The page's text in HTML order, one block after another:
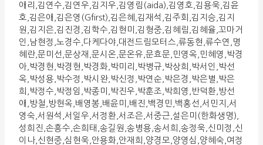
애리,김연수,김연우,김지우,김영림(aida),김영호,김용욱,김윤
호,김은애,김은영(Gfirst),김은혜,김재석,김주회,김지승,김지
원,김지은,김진경,김학수,김현미,김형중,김혜림,김혜율,꼬마거
인,남현정,노경수,다케다야,대전드림모터스,류동현,류수연,명
혜란,문미선,문상재,문시온,문온유,문효문,민영옥,민혜영,박경
아,박경현,박경현,박경화,박미리,박병규,박상희,박서인,박선
옥,박성용,박수정,박시완,박신정,박연순,박은경,박은별,박은
희,박정수,박정임,박종미,박진우,박훈조,박희영,반덕환,방선
애,방철,방현옥,배영봉,배윤미,배진,백경민,백홍선,서민지,서
영숙,서원석,서일우,서정환,서조은,서중근,설은미(한화생명),
성희진,손흥수,손희태,송길원,송병용,송서희,송정욱,신미정,신
이나,신현중,심현욱,안용화,안재희,양경모,양영심,양혜숙,여정